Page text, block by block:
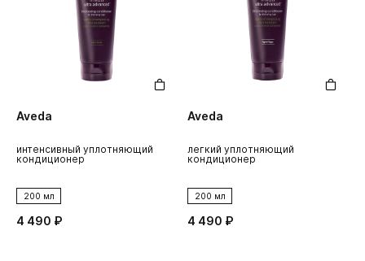
Aveda
интенсивный уплотняющий
кондиционер
200 мл
4 490 ₽
Aveda
легкий уплотняющий
кондиционер
200 мл
4 490 ₽